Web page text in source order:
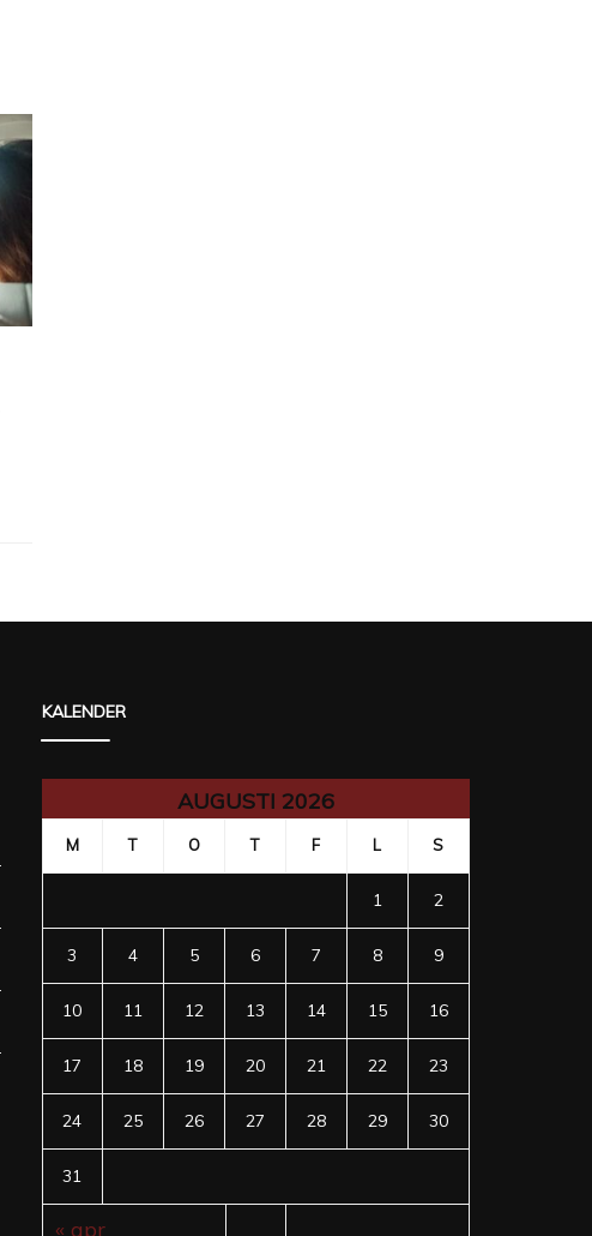
KALENDER
AUGUSTI 2026
M T O T F L S
1 2
3 4 5 6 7 8 9
10 11 12 13 14 15 16
17 18 19 20 21 22 23
24 25 26 27 28 29 30
31
« apr